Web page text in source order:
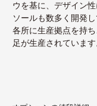
ウを基に、デザイン
ソールも数多く開発
各所に生産拠点を持
足が生産されています